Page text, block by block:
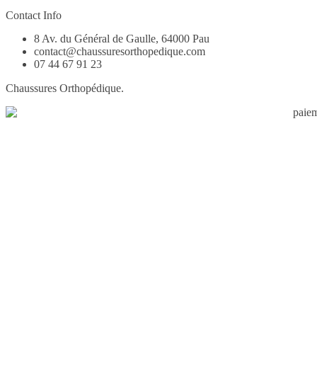
Contact Info
8 Av. du Général de Gaulle, 64000 Pau
contact@chaussuresorthopedique.com
07 44 67 91 23
Chaussures Orthopédique.